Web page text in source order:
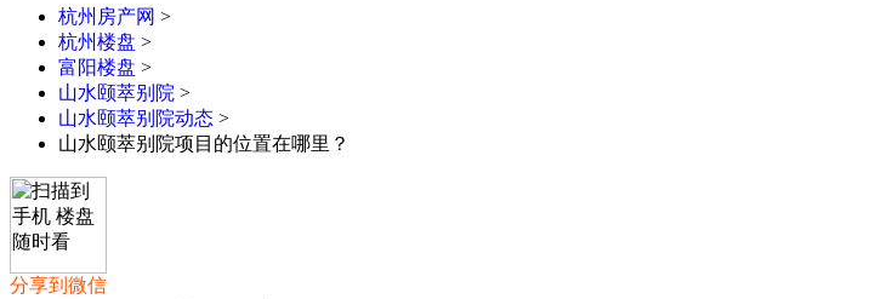
杭州房产网 >
杭州楼盘 >
富阳楼盘 >
山水颐萃别院 >
山水颐萃别院动态 >
山水颐萃别院项目的位置在哪里？
分享到微信